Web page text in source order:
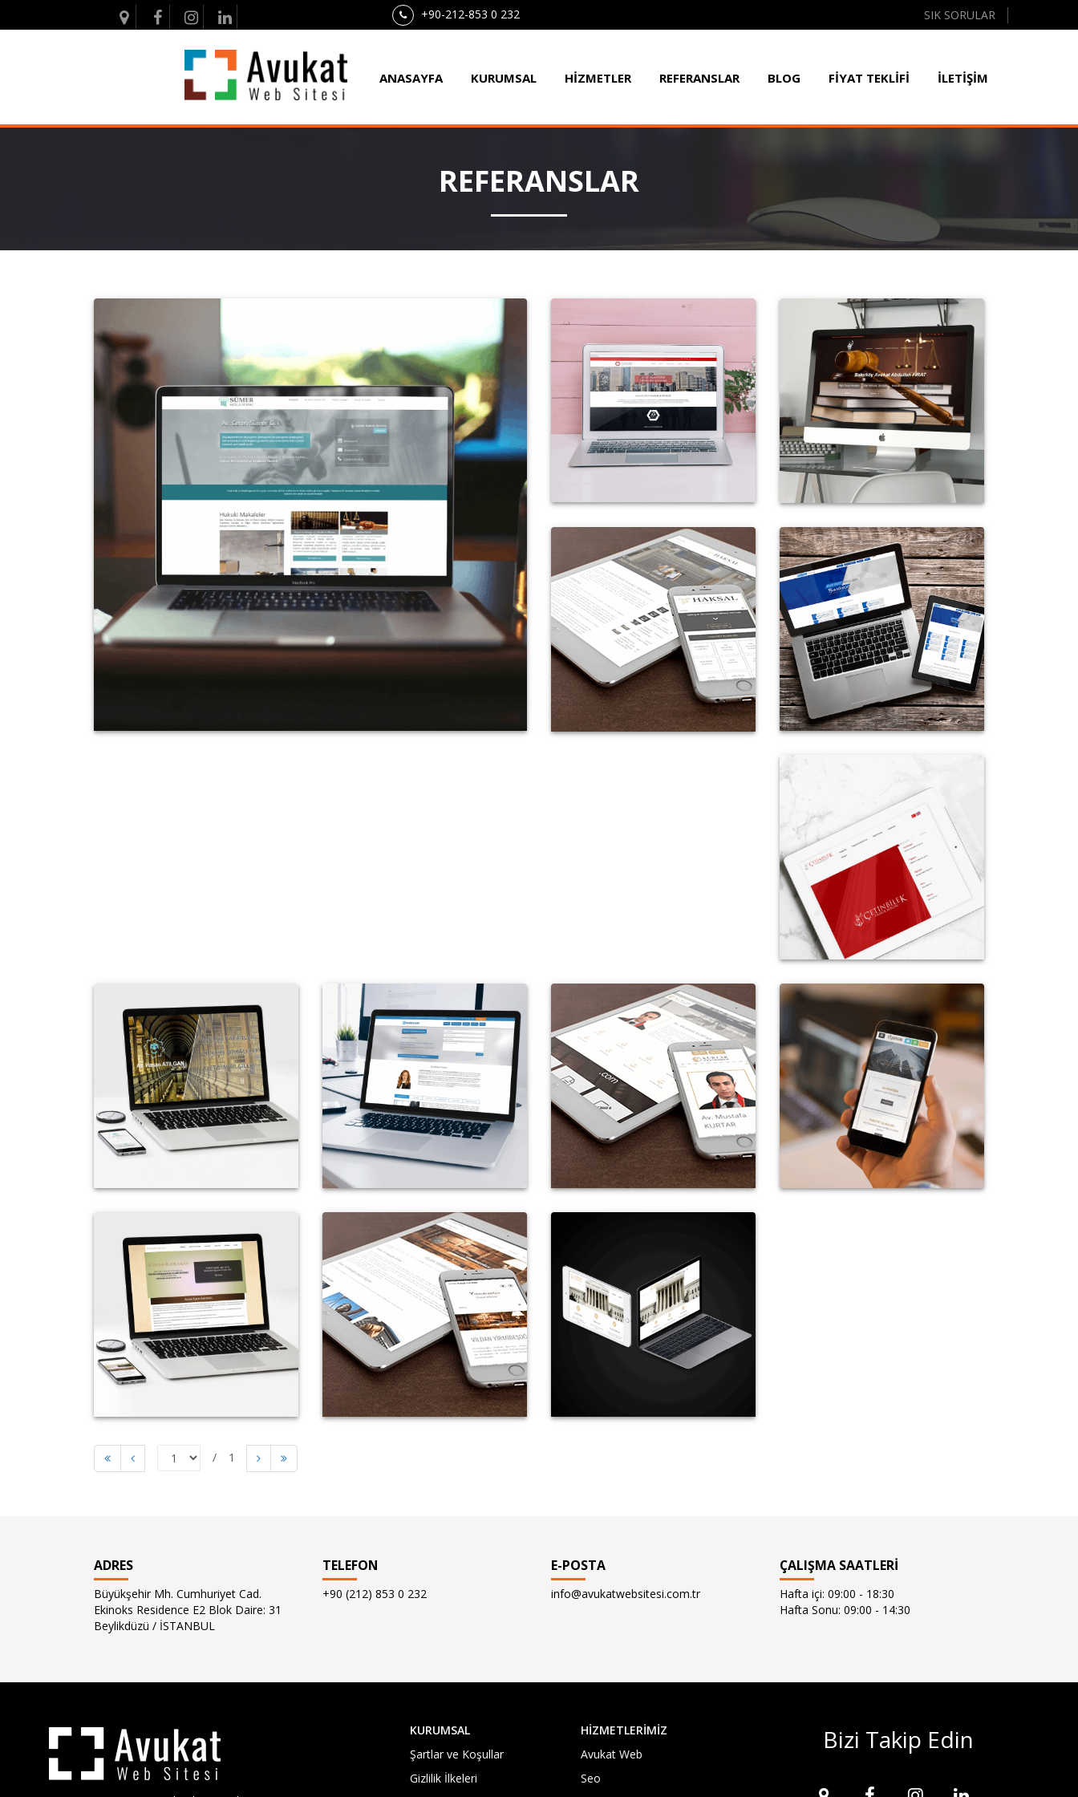
+90-212-853 0 232 SIK SORULAR
ANASAYFA KURUMSAL HİZMETLER REFERANSLAR BLOG FİYAT TEKLİFİ İLETİŞİM
REFERANSLAR
1
ADRES
Büyükşehir Mh. Cumhuriyet Cad.
Ekinoks Residence E2 Blok Daire: 31
Beylikdüzü / İSTANBUL
TELEFON
+90 (212) 853 0 232
E-POSTA
info@avukatwebsitesi.com.tr
ÇALIŞMA SAATLERİ
Hafta içi: 09:00 - 18:30
Hafta Sonu: 09:00 - 14:30
KURUMSAL
Şartlar ve Koşullar
Gizlilik İlkeleri
HİZMETLERİMİZ
Avukat Web
Seo
Bizi Takip Edin